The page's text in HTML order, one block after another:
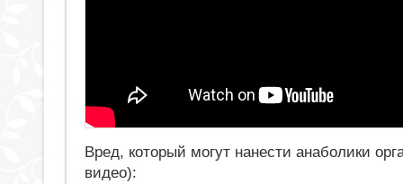
Вред, который могут нанести анаболики
видео):